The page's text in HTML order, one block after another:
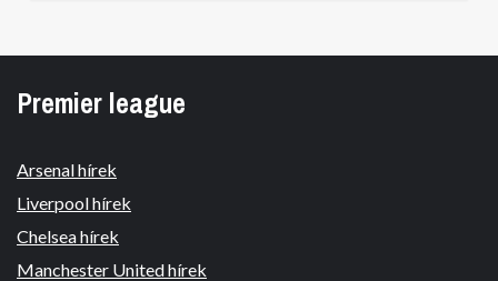
Premier league
Arsenal hírek
Liverpool hírek
Chelsea hírek
Manchester United hírek